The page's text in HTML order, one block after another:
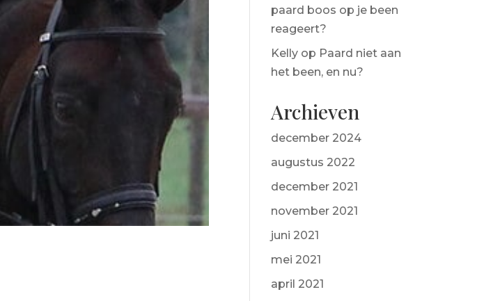
paard boos op je been
reageert?
Kelly op Paard niet aan
het been, en nu?
Archieven
december 2024
augustus 2022
december 2021
november 2021
juni 2021
mei 2021
april 2021